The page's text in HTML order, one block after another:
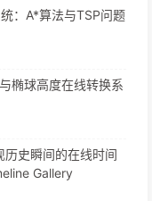
：A*算法与TSP问题
椭球高度在线转换系
史瞬间的在线时间
Gallery